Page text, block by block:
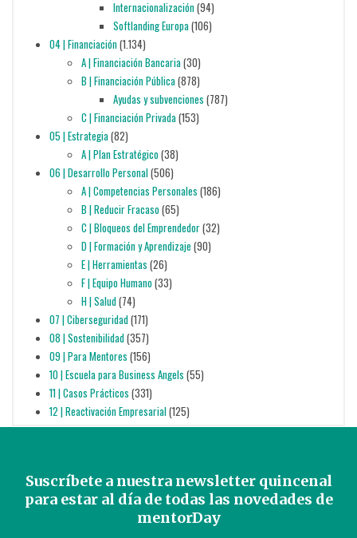
Internacionalización(94)
Softlanding Europa(106)
04 | Financiación(1.134)
A | Financiación Bancaria(30)
B | Financiación Pública(878)
Ayudas y subvenciones (787)
C | Financiación Privada(153)
05 | Estrategia(82)
A | Plan Estratégico(38)
06 | Desarrollo Personal(506)
A | Competencias Personales (186)
B | Reducir Fracaso(65)
C | Bloqueos del Emprendedor(32)
D | Formación y Aprendizaje (90)
E | Herramientas (26)
F | Equipo Humano(33)
H | Salud(74)
07 | Ciberseguridad(171)
08 | Sostenibilidad(357)
09 | Para Mentores (156)
10 | Escuela para Business Angels (55)
11 | Casos Prácticos (331)
12 | Reactivación Empresarial(125)
Suscríbete a nuestra newsletter quincenal
para estar al día de todas las novedades de
mentorDay